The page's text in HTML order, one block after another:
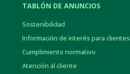
TABLÓN DE ANUNCIOS
Sostenibilidad
Información de interés para clientes
Cumplimiento normativo
Atención al cliente